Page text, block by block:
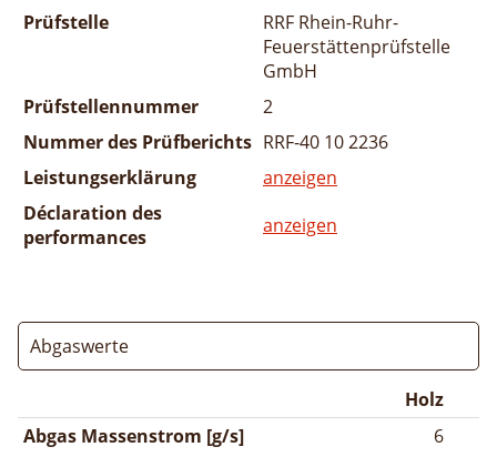
Prüfstelle
RRF Rhein-Ruhr-
Feuerstättenprüfstelle
GmbH
Prüfstellennummer
2
Nummer des Prüfberichts RRF-40 10 2236
Leistungserklärung
anzeigen
Déclaration des
performances
anzeigen
Abgaswerte
Holz
Abgas Massenstrom [g/s]
6